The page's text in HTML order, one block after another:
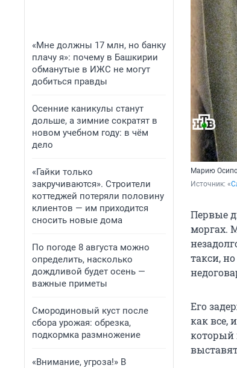
«Мне должны 17 млн, но банку
плачу я»: почему в Башкирии
обманутые в ИЖС не могут
добиться правды
Осенние каникулы станут
дольше, а зимние сократят в
новом учебном году: в чём
дело
«Гайки только
закручиваются». Строители
коттеджей потеряли половину
клиентов — им приходится
сносить новые дома
По погоде 8 августа можно
определить, насколько
дождливой будет осень —
важные приметы
Смородиновый куст после
сбора урожая: обрезка,
подкормка размножение
«Внимание, угроза!» В
Марию
Источник: «
Первые
моргах.
такси,
Его
как все,
который